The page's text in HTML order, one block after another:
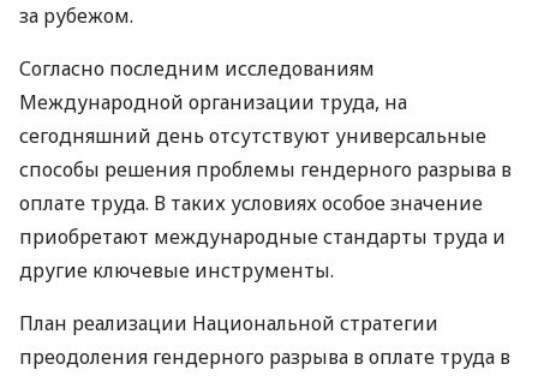
за рубежом.
Согласно последним исследованиям
Международной организации труда, на
сегодняшний день отсутствуют универсальные
способы решения проблемы гендерного разрыва в
оплате труда. В таких условиях особое значение
приобретают международные стандарты труда и
другие ключевые инструменты.
План реализации Национальной стратегии
преодоления гендерного разрыва в оплате труда в